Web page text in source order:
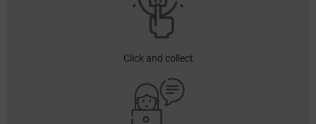
Click and collect